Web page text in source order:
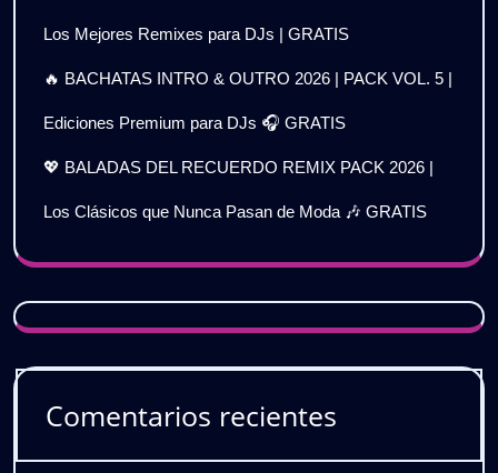
Los Mejores Remixes para DJs | GRATIS
🔥 BACHATAS INTRO & OUTRO 2026 | PACK VOL. 5 |
Ediciones Premium para DJs 🎧 GRATIS
💖 BALADAS DEL RECUERDO REMIX PACK 2026 |
Los Clásicos que Nunca Pasan de Moda 🎶 GRATIS
Comentarios recientes